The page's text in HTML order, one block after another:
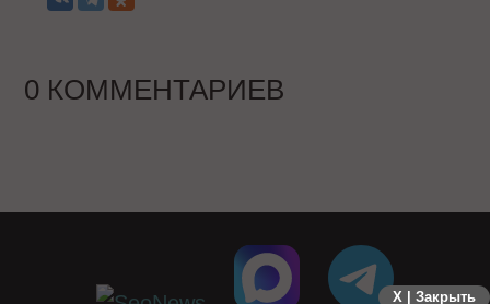
0 КОММЕНТАРИЕВ
X | Закрыть